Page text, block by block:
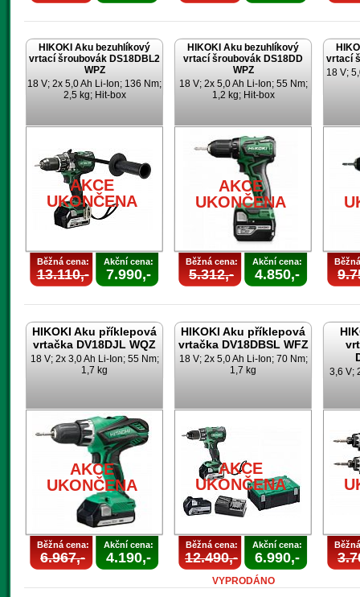
HIKOKI Aku bezuhlíkový
vrtací šroubovák DS18DBL2
WPZ
18 V; 2x 5,0 Ah Li-Ion; 136 Nm;
2,5 kg; Hit-box
AKCE
UKONČENA
Běžná cena:
13.110,-
Akční cena:
7.990,-
HIKOKI Aku bezuhlíkový
vrtací šroubovák DS18DD
WPZ
18 V; 2x 5,0 Ah Li-Ion; 55 Nm;
1,2 kg; Hit-box
AKCE
UKONČENA
Běžná cena:
5.312,-
Akční cena:
4.850,-
vrtací
18 V;
HIKOKI Aku příklepová
vrtačka DV18DJL WQZ
18 V; 2x 3,0 Ah Li-Ion; 55 Nm;
1,7 kg
AKCE
UKONČENA
Běžná cena:
6.967,-
Akční cena:
4.190,-
HIKOKI Aku příklepová
vrtačka DV18DBSL WFZ
18 V; 2x 5,0 Ah Li-Ion; 70 Nm;
1,7 kg
AKCE
UKONČENA
Běžná cena:
12.490,-
Akční cena:
6.990,-
VYPRODÁNO
3,6 V;